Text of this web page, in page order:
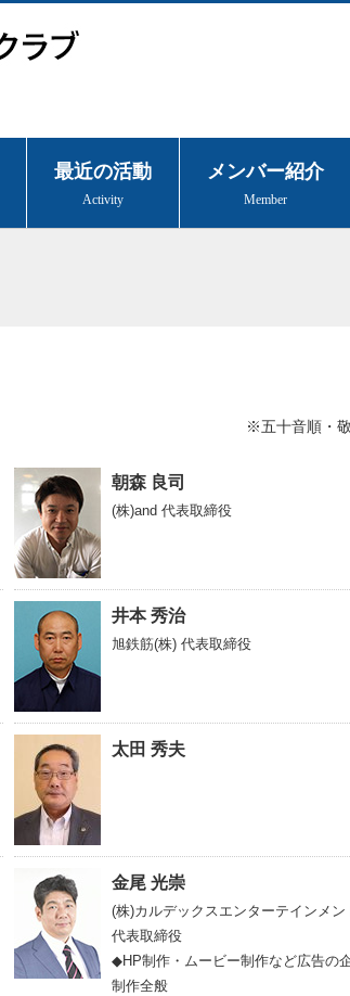
最近の活動
Activity
メンバー紹介
Member
※五十音順・
朝森 良司
(株)and 代表取締役
井本 秀治
旭鉄筋(株) 代表取締役
太田 秀夫
金尾 光崇
(株)カルデックスエンターテインメン
代表取締役
◆HP制作・ムービー制作など広告の
制作全般